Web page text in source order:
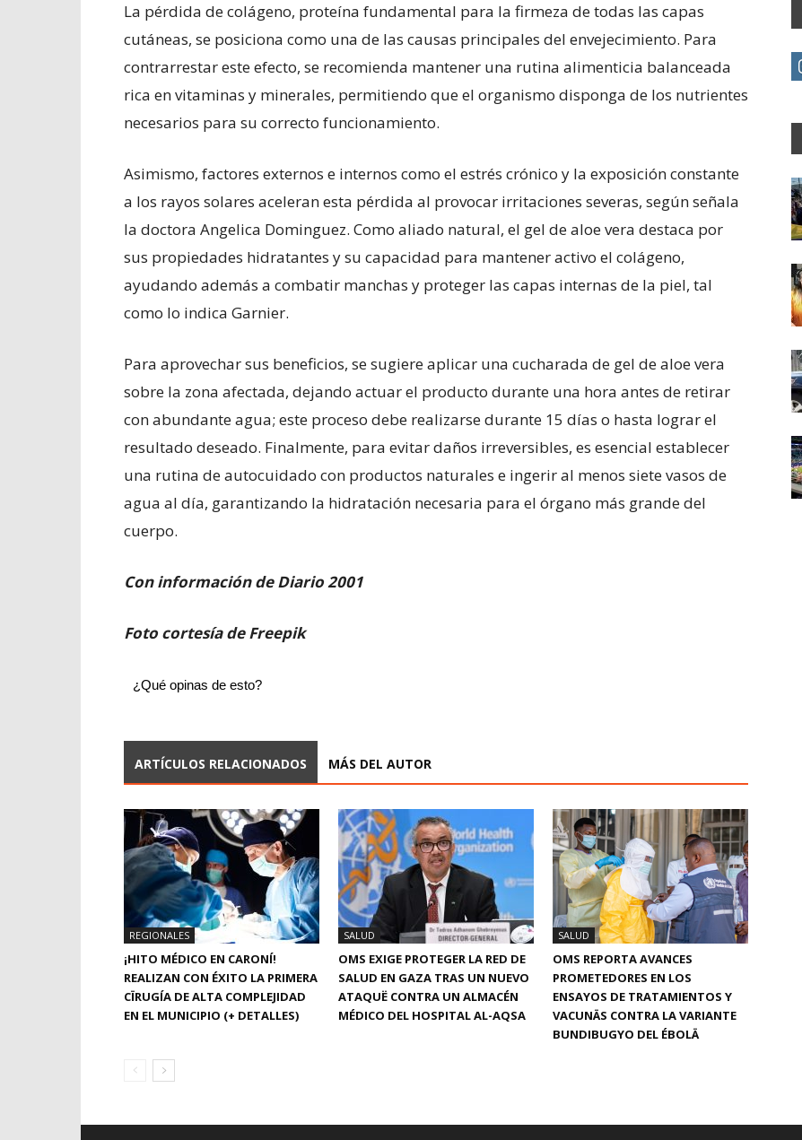
La pérdida de colágeno, proteína fundamental para la firmeza de todas las capas
cutáneas, se posiciona como una de las causas principales del envejecimiento. Para
contrarrestar este efecto, se recomienda mantener una rutina alimenticia balanceada
rica en vitaminas y minerales, permitiendo que el organismo disponga de los nutrientes
necesarios para su correcto funcionamiento.
​Asimismo, factores externos e internos como el estrés crónico y la exposición constante
a los rayos solares aceleran esta pérdida al provocar irritaciones severas, según señala
la doctora Angelica Dominguez. Como aliado natural, el gel de aloe vera destaca por
sus propiedades hidratantes y su capacidad para mantener activo el colágeno,
ayudando además a combatir manchas y proteger las capas internas de la piel, tal
como lo indica Garnier.
​Para aprovechar sus beneficios, se sugiere aplicar una cucharada de gel de aloe vera
sobre la zona afectada, dejando actuar el producto durante una hora antes de retirar
con abundante agua; este proceso debe realizarse durante 15 días o hasta lograr el
resultado deseado. Finalmente, para evitar daños irreversibles, es esencial establecer
una rutina de autocuidado con productos naturales e ingerir al menos siete vasos de
agua al día, garantizando la hidratación necesaria para el órgano más grande del
cuerpo.
Con información de Diario 2001
Foto cortesía de Freepik
¿Qué opinas de esto?
ARTÍCULOS RELACIONADOS MÁS DEL AUTOR
REGIONALES
¡HITO MÉDICO EN CARONÍ!
REALIZAN CON ÉXITO LA PRIMERA
CÏRUGÍA DE ALTA COMPLEJIDAD
EN EL MUNICIPIO (+ DETALLES)
SALUD
OMS EXIGE PROTEGER LA RED DE
SALUD EN GAZA TRAS UN NUEVO
ATAQUË CONTRA UN ALMACÉN
MÉDICO DEL HOSPITAL AL-AQSA
SALUD
OMS REPORTA AVANCES
PROMETEDORES EN LOS
ENSAYOS DE TRATAMIENTOS Y
VACUNÄS CONTRA LA VARIANTE
BUNDIBUGYO DEL ÉBOLÄ